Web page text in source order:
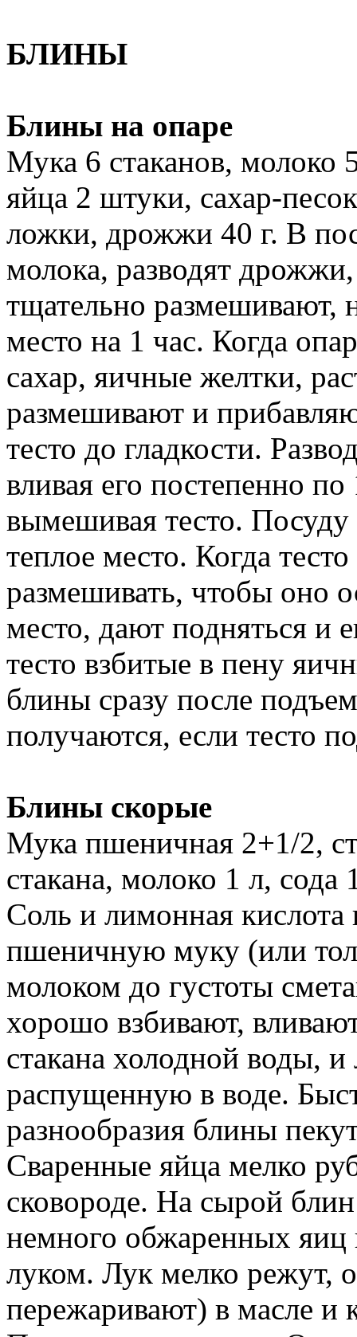
БЛИНЫ
Блины на опаре
Мука 6 стаканов, молоко
яйца 2 штуки, сахар-
ложки, дрожжи 40 г. В
молока, разводят
тщательно размешивают,
место на 1 час. Когда
сахар, яичные желтки,
размешивают и
тесто до гладкости.
вливая его постепенно
вымешивая тесто. Посуду
теплое место. Когда
размешивать, чтобы оно
место, дают подняться и
тесто взбитые в пену
блины сразу после
получаются, если тесто
Блины скорые
Мука пшеничная 2+1/2,
стакана, молоко 1 л,
Соль и лимонная кислота
пшеничную муку (или
молоком до густоты
хорошо взбивают,
стакана холодной воды,
распущенную в воде.
разнообразия блины
Сваренные яйца мелко
сковороде. На сырой
немного обжаренных
луком. Лук мелко режут,
пережаривают) в масле и